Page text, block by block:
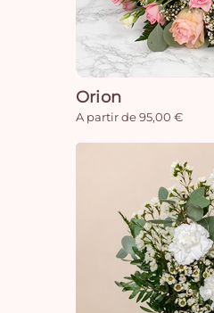
Orion
A partir de 95,00 €